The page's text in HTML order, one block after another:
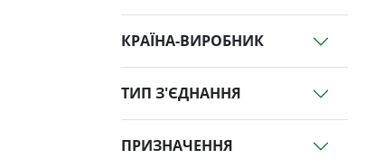
КРАЇНА-ВИРОБНИК
ТИП З'ЄДНАННЯ
ПРИЗНАЧЕННЯ